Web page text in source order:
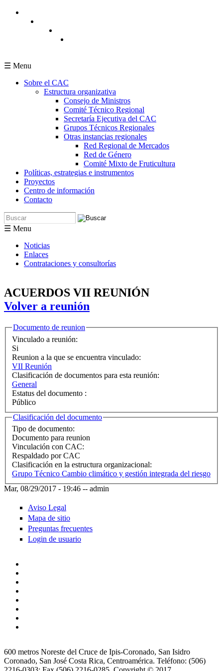
Pasar al contenido principal
☰ Menu
Sobre el CAC
Estructura organizativa
Consejo de Ministros
Comité Técnico Regional
Secretaría Ejecutiva del CAC
Grupos Técnicos Regionales
Otras instancias regionales
Red Regional de Mercados
Red de Género
Comité Mixto de Fruticultura
Políticas, estrategias e instrumentos
Proyectos
Centro de información
Contacto
Formulario de búsqueda
Buscar
☰ Menu
Noticias
Enlaces
Contrataciones y consultorías
ACUERDOS VII REUNIÓN
Volver a reunión
Ocultar
Documento de reunion
Vinculado a reunión:
Si
Reunion a la que se encuentra vinculado:
VII Reunión
Clasificación de documentos para esta reunión:
General
Estatus del documento :
Público
Ocultar
Clasificación del documento
Tipo de documento:
Documento para reunion
Vinculación con CAC:
Respaldado por CAC
Clasificación en la estructura organizacional:
Grupo Técnico Cambio climático y gestión integrada del riesgo
Mar, 08/29/2017 - 19:46 -- admin
Aviso Legal
Mapa de sitio
Preguntas frecuentes
Login de usuario
600 metros Noreste del Cruce de Ipis-Coronado, San Isidro
Coronado, San José Costa Rica, Centroamérica. Teléfono: (506)